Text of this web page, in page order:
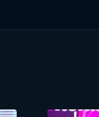
alanlarda